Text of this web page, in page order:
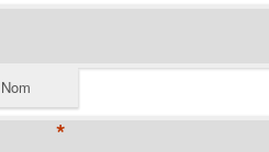
Nom
*